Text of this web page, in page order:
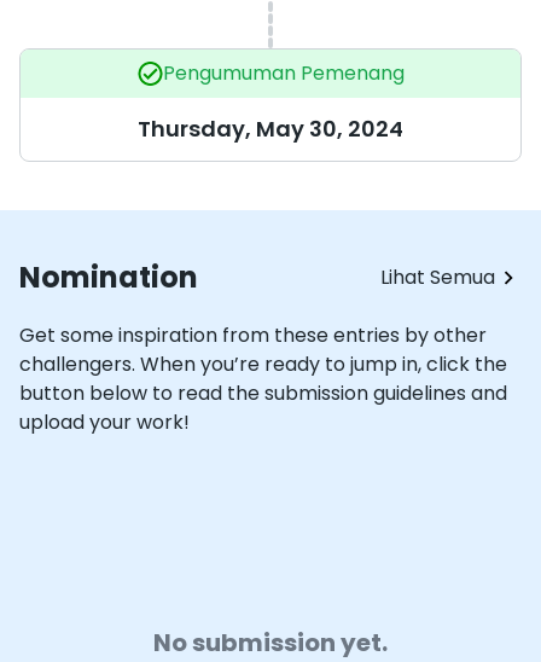
Pengumuman Pemenang
Thursday, May 30, 2024
Nomination Lihat Semua
Get some inspiration from these entries by other
challengers. When you’re ready to jump in, click the
button below to read the submission guidelines and
upload your work!
No submission yet.